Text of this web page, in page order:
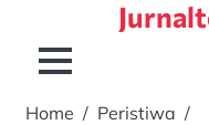
content
Home
Peristiwa